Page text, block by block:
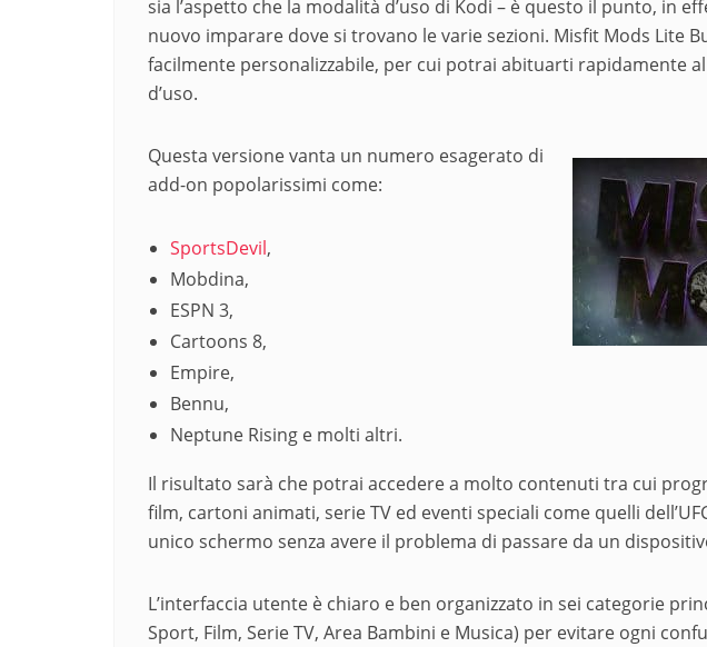
sia l’aspetto che la modalità d’uso di Kodi – è questo il punto, in
nuovo imparare dove si trovano le varie sezioni. Misfit Mods Lite
facilmente personalizzabile, per cui potrai abituarti rapidamente
d’uso.
Questa versione vanta un numero esagerato di
add-on popolarissimi come:
SportsDevil,
Mobdina,
ESPN 3,
Cartoons 8,
Empire,
Bennu,
Neptune Rising e molti altri.
Il risultato sarà che potrai accedere a molto contenuti tra cui
film, cartoni animati, serie TV ed eventi speciali come quelli
unico schermo senza avere il problema di passare da un
L’interfaccia utente è chiaro e ben organizzato in sei categorie
Sport, Film, Serie TV, Area Bambini e Musica) per evitare ogni